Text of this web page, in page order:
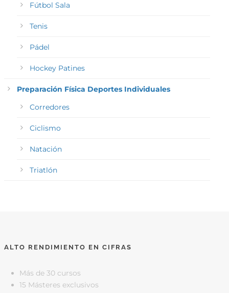
Fútbol Sala
Tenis
Pádel
Hockey Patines
Preparación Física Deportes Individuales
Corredores
Ciclismo
Natación
Triatlón
ALTO RENDIMIENTO EN CIFRAS
Más de 30 cursos
15 Másteres exclusivos